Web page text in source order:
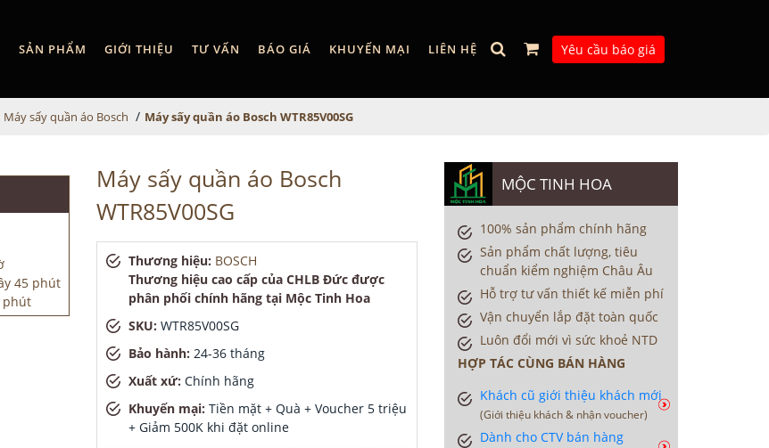
SẢN PHẨM GIỚI THIỆU TƯ VẤN BÁO GIÁ KHUYẾN MẠI LIÊN HỆ Yêu cầu báo giá
Máy sấy quần áo Bosch / Máy sấy quần áo Bosch WTR85V00SG
Máy sấy quần áo Bosch
WTR85V00SG
Thương hiệu: BOSCH
Thương hiệu cao cấp của CHLB Đức được
phân phối chính hãng tại Mộc Tinh Hoa
SKU: WTR85V00SG
Bảo hành: 24-36 tháng
Xuất xứ: Chính hãng
Khuyến mại: Tiền mặt + Quà + Voucher 5 triệu
+ Giảm 500K khi đặt online
MỘC TINH HOA
100% sản phẩm chính hãng
Sản phẩm chất lượng, tiêu
chuẩn kiểm nghiệm Châu Âu
Hỗ trợ tư vấn thiết kế miễn phí
Vận chuyển lắp đặt toàn quốc
Luôn đổi mới vì sức khoẻ NTD
HỢP TÁC CÙNG BÁN HÀNG
Khách cũ giới thiệu khách mới
(Giới thiệu khách & nhận voucher)
Dành cho CTV bán hàng